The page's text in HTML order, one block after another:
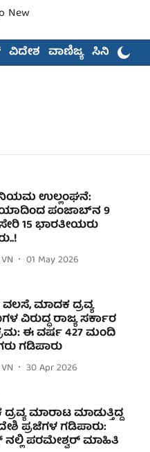
ವಿದೇಶ ವಾಣಿಜ್ಯ ಸಿನಿಮಾ
ನಿಯಮ ಉಲ್ಲಂಘನೆ:
ಪಂಜಾಬ್‌ನ 9
15 ಭಾರತೀಯರು
01 May 2026
ಮಾದಕ ದ್ರವ್ಯ
ವಿರುದ್ಧ ರಾಜ್ಯ ಸರ್ಕಾರ
ಈ ವರ್ಷ 427 ಮಂದಿ
ಗಡಿಪಾರು
30 Apr 2026
ಮಾರಾಟ ಮಾಡುತ್ತಿದ್ದ
ಪ್ರಜೆಗಳ ಗಡಿಪಾರು:
ಪರಮೇಶ್ವರ್ ಮಾಹಿತಿ